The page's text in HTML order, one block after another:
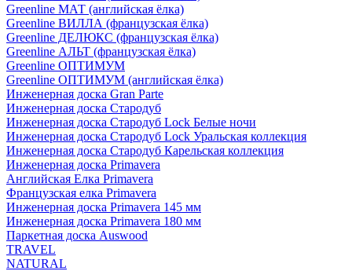
Greenline МАТ (английская ёлка)
Greenline ВИЛЛА (французская ёлка)
Greenline ДЕЛЮКС (французская ёлка)
Greenline АЛЬТ (французская ёлка)
Greenline ОПТИМУМ
Greenline ОПТИМУМ (английская ёлка)
Инженерная доска Gran Parte
Инженерная доска Стародуб
Инженерная доска Стародуб Lock Белые ночи
Инженерная доска Стародуб Lock Уральская коллекция
Инженерная доска Стародуб Карельская коллекция
Инженерная доска Primavera
Английская Елка Primavera
Французская елка Primavera
Инженерная доска Primavera 145 мм
Инженерная доска Primavera 180 мм
Паркетная доска Auswood
TRAVEL
NATURAL